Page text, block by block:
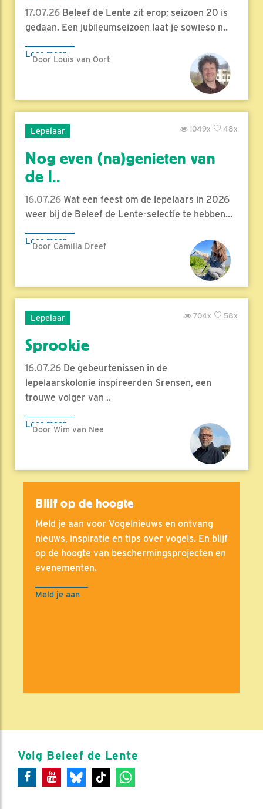
17.07.26 Beleef de Lente zit erop; seizoen 20 is
gedaan. Een jubileumseizoen laat je sowieso n..
Lees meer
Door Louis van Oort
Lepelaar 48x
1049x
Nog even (na)genieten van
de l..
16.07.26 Wat een feest om de lepelaars in 2026
weer bij de Beleef de Lente-selectie te hebben...
Lees meer
Door Camilla Dreef
Lepelaar 58x
704x
Sprookje
16.07.26 De gebeurtenissen in de
lepelaarskolonie inspireerden Srensen, een
trouwe volger van ..
Lees meer
Door Wim van Nee
Blijf op de hoogte
Meld je aan voor Vogelnieuws en ontvang
nieuws, inspiratie en tips over vogels. En blijf
op de hoogte van beschermingsprojecten en
evenementen.
Meld je aan
Volg Beleef de Lente